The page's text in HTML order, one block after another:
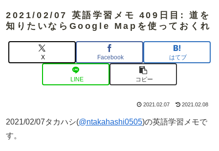
2021/02/07 英語学習メモ 409日目: 道を
知りたいならGoogle Mapを使っておくれ
X Facebook はてブ
LINE コピー
2021.02.07 2021.02.08
2021/02/07タカハシ(@ntakahashi0505)の英語学習メモで
す。